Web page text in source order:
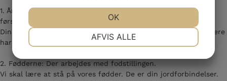
1. Åndedrættet: Her vil din vejrtrækning blive forbedret. Det
første vi skal når vi bliver født er at trække vejret.
Din evne til at tage livet ind. Jo bedre vi trækker vejret, jo mere
har vi lyst til livet.
2. Fødderne: Der arbejdes med fodstillingen.
Vi skal lære at stå på vores fødder. De er din jordforbindelser.
MARKETING STATISTIK
AFVIS ALLE
OK